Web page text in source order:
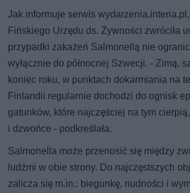
Jak informuje serwis
Fińskiego Urzędu ds. Żywności zwróciła
przypadki zakażeń Salmonellą nie
wyłącznie do północnej Szwecji. - Zimą,
koniec roku, w punktach dokarmiania na
Finlandii regularnie dochodzi do ognisk
gatunków, które najczęściej na tym
i dzwońce - podkreślała.
Salmonella może przenosić się między
ludźmi w obie strony. Do najczęstszych
zalicza się m.in.: biegunkę, nudności i